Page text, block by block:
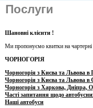
Послуги
Шановні клієнти !
Ми пропонуємо квитки на чартерні
ЧОРНОГОРІЯ
Чорногорія з Києва та Львова
Чорногорія з Києва та Львова
Чорногорія з Харкова, Дніпра,
Часті запитання щодо
Наші автобуси